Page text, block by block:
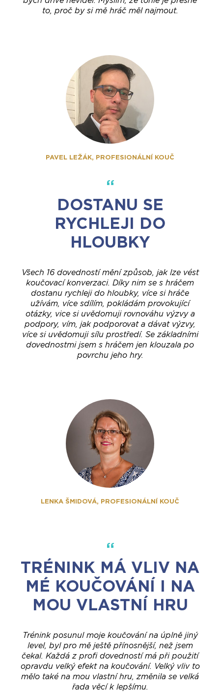
to, proč by si mě hráč měl najmout.
PAVEL LEŽÁK, PROFESIONÁLNÍ KOUČ
DOSTANU SE
RYCHLEJI DO
HLOUBKY
Všech 16 dovedností mění způsob, jak lze vést
koučovací konverzaci. Díky nim se s hráčem
dostanu rychleji do hloubky, více si hráče
užívám, více sdílím, pokládám provokující
otázky, vice si uvědomuji rovnováhu výzvy a
podpory, vím, jak podporovat a dávat výzvy,
více si uvědomuji sílu prostředí. Se základními
dovednostmi jsem s hráčem jen klouzala po
povrchu jeho hry.
LENKA ŠMIDOVÁ, PROFESIONÁLNÍ KOUČ
TRÉNINK MÁ VLIV NA
MÉ KOUČOVÁNÍ I NA
MOU VLASTNÍ HRU
Trénink posunul moje koučování na úplně jiný
level, byl pro mě ještě přínosnější, než jsem
čekal. Každá z profi dovedností má při použití
opravdu velký efekt na koučování. Velký vliv to
mělo také na mou vlastní hru, změnila se velká
řada věcí k lepšímu.